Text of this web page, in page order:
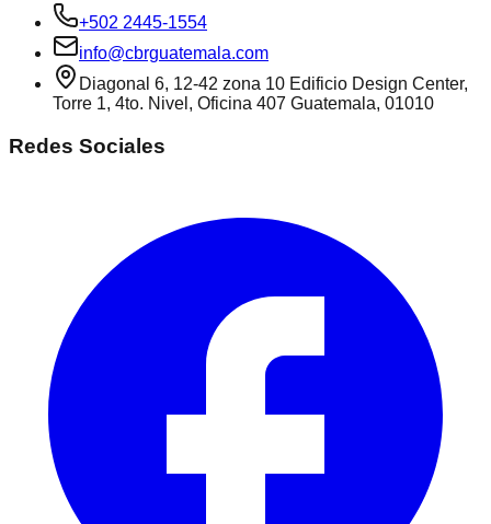
+502 2445-1554
info@cbrguatemala.com
Diagonal 6, 12-42 zona 10 Edificio Design Center,
Torre 1, 4to. Nivel, Oficina 407 Guatemala, 01010
Redes Sociales